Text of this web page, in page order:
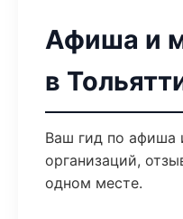
Афиша и
в
Ваш гид по афиша
организаций,
одном месте.